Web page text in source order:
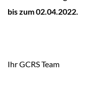
bis zum 02.04.2022.
Ihr GCRS Team